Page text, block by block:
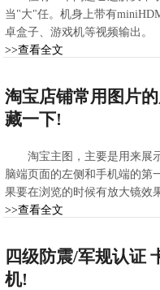
当"大"任。机身上带有
卓盒子、游戏机等视频输出。
>>查看全文
淘宝店铺常用图片
藏一下!
淘宝主图，主要是用来展
脑端页面的左侧和手机端的第
果要在浏览的时候有放大镜效
>>查看全文
四级防震/军规认证
机!